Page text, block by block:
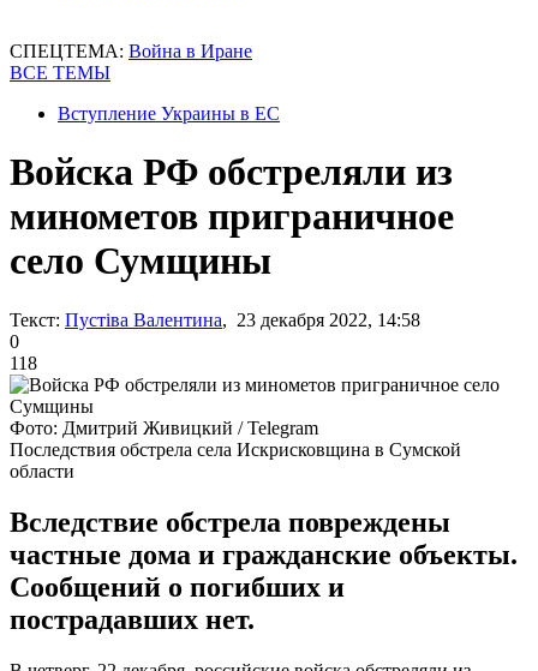
СПЕЦТЕМА: Война в Иране
ВСЕ ТЕМЫ
Вступление Украины в ЕС
Войска РФ обстреляли из
минометов приграничное
село Сумщины
Текст: Пустіва Валентина, 23 декабря 2022, 14:58
0
118
Фото: Дмитрий Живицкий / Telegram
Последствия обстрела села Искрисковщина в Сумской
области
Вследствие обстрела повреждены
частные дома и гражданские объекты.
Сообщений о погибших и
пострадавших нет.